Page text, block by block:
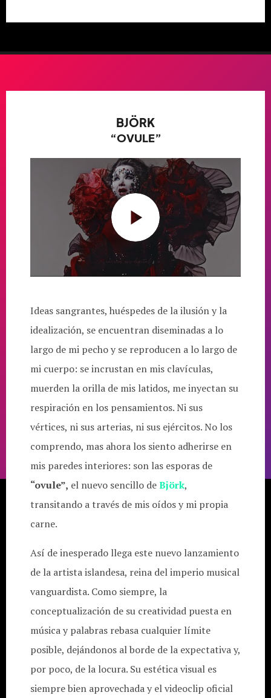
BJÖRK
“OVULE”
Ideas sangrantes, huéspedes de la ilusión y la
idealización, se encuentran diseminadas a lo
largo de mi pecho y se reproducen a lo largo de
mi cuerpo: se incrustan en mis clavículas,
muerden la orilla de mis latidos, me inyectan su
respiración en los pensamientos. Ni sus
vértices, ni sus arterias, ni sus ejércitos. No los
comprendo, mas ahora los siento adherirse en
mis paredes interiores: son las esporas de
“ovule”, el nuevo sencillo deBjörk,
transitando a través de mis oídos y mi propia
carne.
Así de inesperado llega este nuevo lanzamiento
de la artista islandesa, reina del imperio musical
vanguardista. Como siempre, la
conceptualización de su creatividad puesta en
música y palabras rebasa cualquier límite
posible, dejándonos al borde de la expectativa y,
por poco, de la locura. Su estética visual es
siempre bien aprovechada y el videoclip oficial